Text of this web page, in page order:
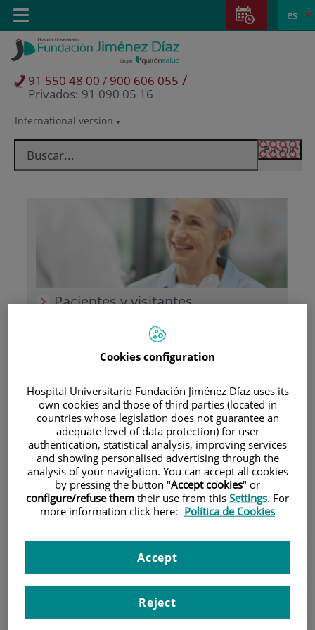
Saltar al contenido
Saltar
contenido
Selector
idioma
activo
es
International version
91 550 48 00 / 900 606 055 /
Privados: 91 090 05 16
Toggle
navigation
Pacientes y visitantes
Investigación
Teléfono de atención al usuario
Cookies configuration
Hospital Universitario Fundación Jiménez Díaz uses its
own cookies and those of third parties (located in
countries whose legislation does not guarantee an
adequate level of data protection) for user
authentication, statistical analysis, improving services
and showing personalised advertising through the
analysis of your navigation. You can accept all cookies
by pressing the button "Accept cookies" or
configure/refuse them their use from this Settings. For
more information click here: Política de Cookies
Reject
Accept